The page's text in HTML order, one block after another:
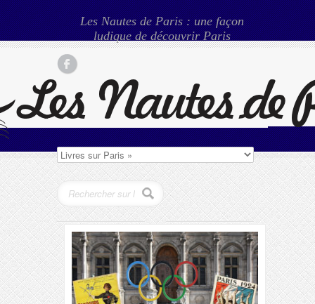
Les Nautes de Paris : une façon
ludique de découvrir Paris